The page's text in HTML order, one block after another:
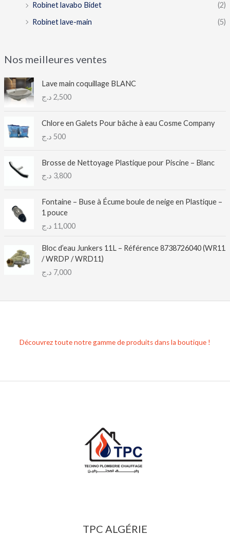
Robinet lavabo Bidet
(2)
Robinet lave-main
(5)
Nos meilleures ventes
Lave main coquillage BLANC
2,500 د.ج
Chlore en Galets Pour bâche à eau Cosme Company
500 د.ج
Brosse de Nettoyage Plastique pour Piscine – Blanc
3,800 د.ج
Fontaine – Buse à Écume boule de neige en Plastique –
1 pouce
11,000 د.ج
Bloc d’eau Junkers 11L – Référence 8738726040 (WR11
/ WRDP / WRD11)
7,000 د.ج
Découvrez toute notre gamme de produits dans la boutique !
TPC ALGÉRIE